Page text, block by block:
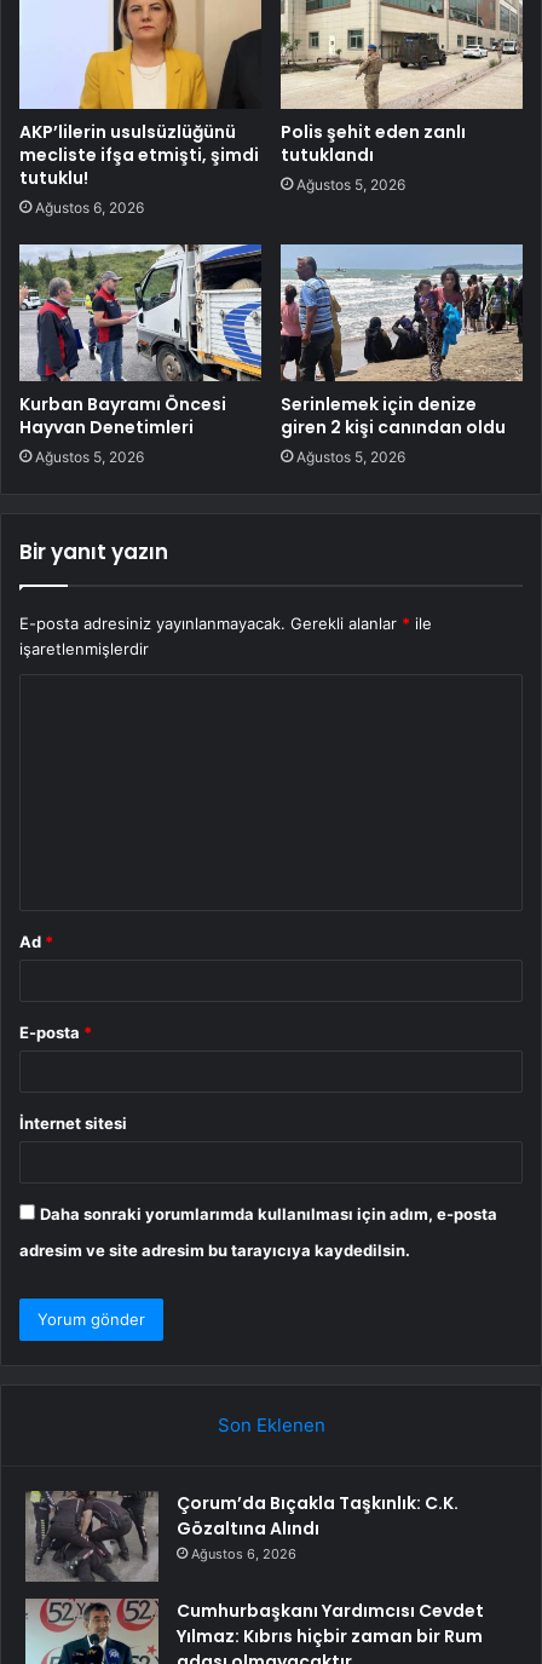
AKP’lilerin usulsüzlüğünü
mecliste ifşa etmişti, şimdi
tutuklu!
Ağustos 6, 2026
Polis şehit eden zanlı
tutuklandı
Ağustos 5, 2026
Kurban Bayramı Öncesi
Hayvan Denetimleri
Ağustos 5, 2026
Serinlemek için denize
giren 2 kişi canından oldu
Ağustos 5, 2026
Bir yanıt yazın
E-posta adresiniz yayınlanmayacak. Gerekli alanlar * ile
işaretlenmişlerdir
Ad *
E-posta *
İnternet sitesi
Daha sonraki yorumlarımda kullanılması için adım, e-posta
adresim ve site adresim bu tarayıcıya kaydedilsin.
Son Eklenen
Çorum’da Bıçakla Taşkınlık: C.K.
Gözaltına Alındı
Ağustos 6, 2026
Cumhurbaşkanı Yardımcısı Cevdet
Yılmaz: Kıbrıs hiçbir zaman bir Rum